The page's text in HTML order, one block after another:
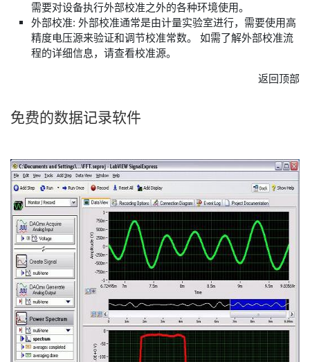
需要对设备执行外部校准之外的各种环境使用。
外部校准: 外部校准通常是由计量实验室进行，需要使用高
精度电压源来验证和调节校准常数。 如需了解外部校准流
程的详细信息，请查看校准源。
返回顶部
免费的数据记录软件